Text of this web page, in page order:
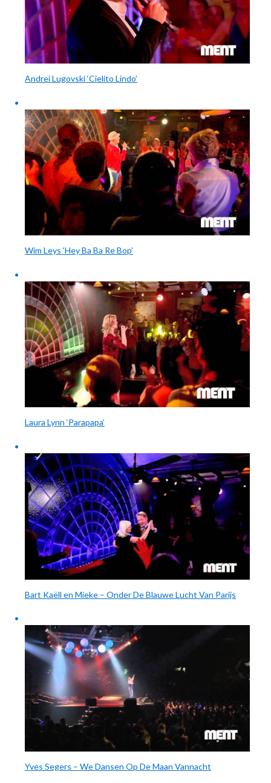
Andrei Lugovski ‘Cielito Lindo’
Wim Leys ‘Hey Ba Ba Re Bop’
Laura Lynn ‘Parapapa’
Bart Kaëll en Mieke – Onder De Blauwe Lucht Van Parijs
Yves Segers – We Dansen Op De Maan Vannacht